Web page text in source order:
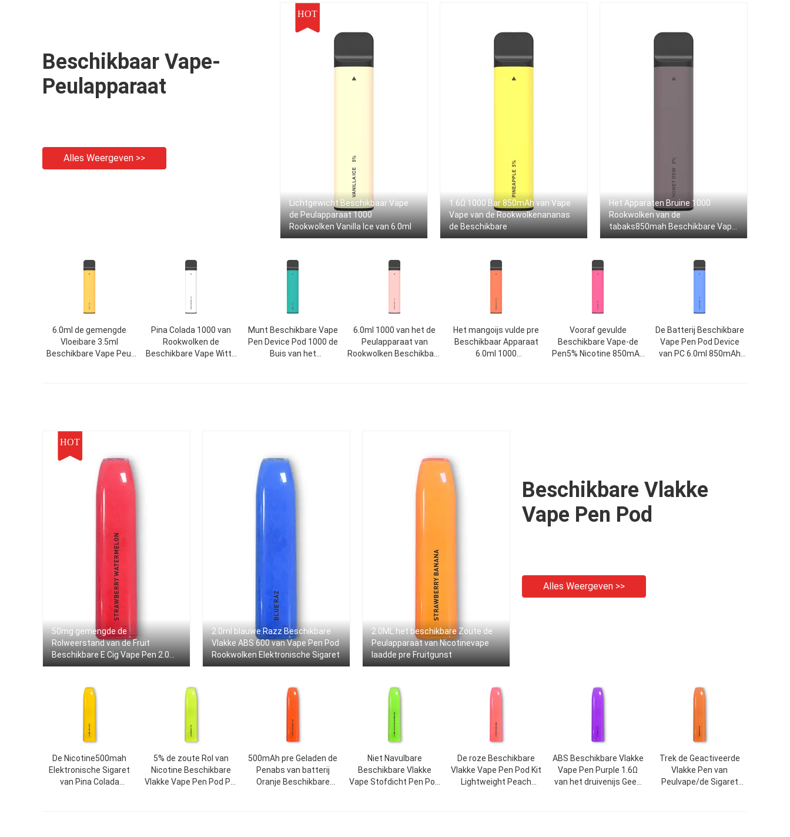
Beschikbaar Vape-
Peulapparaat
Alles Weergeven >>
HOT
Lichtgewicht Beschikbaar Vape
de Peulapparaat 1000
Rookwolken Vanilla Ice van 6.0ml
1.6Ω 1000 Bar 850mAh van Vape
Vape van de Rookwolkenananas
de Beschikbare
Het Apparaten Bruine 1000
Rookwolken van de
tabaks850mah Beschikbare Vape
Peul
6.0ml de gemengde
Vloeibare 3.5ml
Beschikbare Vape Peul
Pina Colada 1000 van
Rookwolken de
Beschikbare Vape Witte
Munt Beschikbare Vape
Pen Device Pod 1000 de
Buis van het
6.0ml 1000 van het de
Peulapparaat van
Rookwolken Beschikbare
Het mangoijs vulde pre
Beschikbaar Apparaat
6.0ml 1000
Vooraf gevulde
Beschikbare Vape-de
Pen5% Nicotine 850mAh
De Batterij Beschikbare
Vape Pen Pod Device
van PC 6.0ml 850mAh
HOT
50mg gemengde de
Rolweerstand van de Fruit
Beschikbare E Cig Vape Pen 2.0ml
1.6Ω
2.0ml blauwe Razz Beschikbare
Vlakke ABS 600 van Vape Pen Pod
Rookwolken Elektronische Sigaret
2.0ML het beschikbare Zoute de
Peulapparaat van Nicotinevape
laadde pre Fruitgunst
Beschikbare Vlakke
Vape Pen Pod
Alles Weergeven >>
De Nicotine500mah
Elektronische Sigaret
van Pina Colada
5% de zoute Rol van
Nicotine Beschikbare
Vlakke Vape Pen Pod Pre
500mAh pre Geladen de
Penabs van batterij
Oranje Beschikbare
Niet Navulbare
Beschikbare Vlakke
Vape Stofdicht Pen Pod
De roze Beschikbare
Vlakke Vape Pen Pod Kit
Lightweight Peach
ABS Beschikbare Vlakke
Vape Pen Purple 1.6Ω
van het druivenijs Geen
Trek de Geactiveerde
Vlakke Pen van
Peulvape/de Sigaret